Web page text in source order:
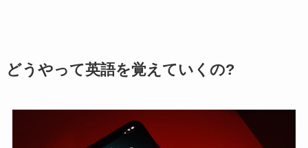
どうやって英語を覚えていくの?